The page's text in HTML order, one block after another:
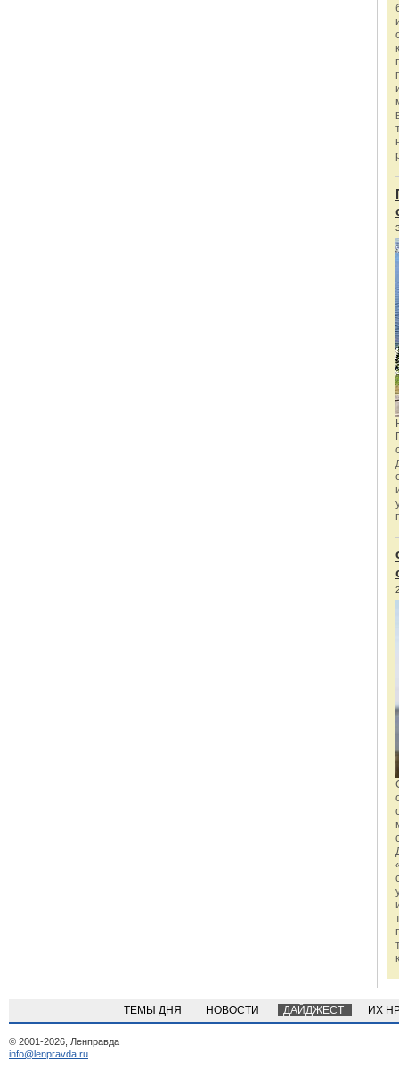
ТЕМЫ ДНЯ НОВОСТИ ДАЙДЖЕСТ ИХ
© 2001-2026, Ленправда
info@lenpravda.ru